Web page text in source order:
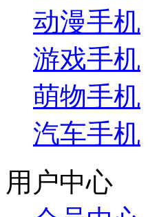
动漫手机
游戏手机
萌物手机
汽车手机
用户中心